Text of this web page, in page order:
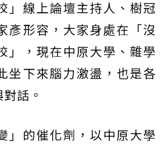
」線上論壇主持人、樹冠
彥形容，大家身處在「沒
」，現在中原大學、雜學
坐下來腦力激盪，也是各
話。
」的催化劑，以中原大學